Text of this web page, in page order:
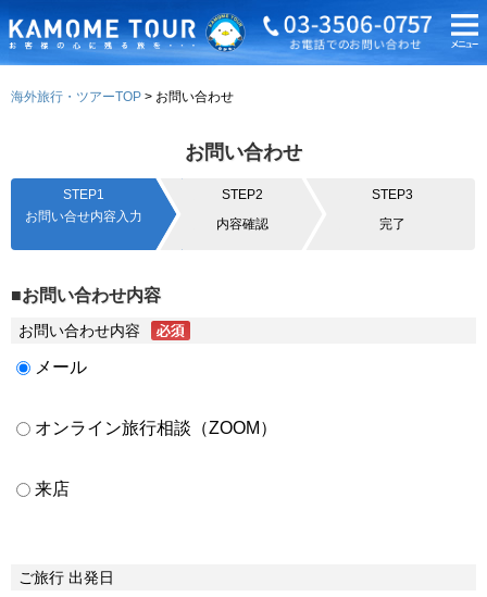
海外旅行・ツアーTOP お問い合わせ
お問い合わせ
STEP1
お問い合せ内容入力
STEP2
内容確認
STEP3
完了
■お問い合わせ内容
お問い合わせ内容
メール
オンライン旅行相談（ZOOM）
来店
ご旅行 出発日